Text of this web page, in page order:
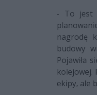
- To jest
nagrodę
budowy
Pojawiła
kolejowej.
ekipy, ale